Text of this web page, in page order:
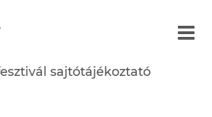
sajtótájékoztató